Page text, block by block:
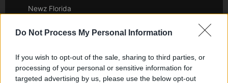
Do Not Process My Personal Information
If you wish to opt-out of the sale, sharing to third parties, or
processing of your personal or sensitive information for
targeted advertising by us, please use the below opt-out
Newz Florida
Newz Pennsylvania
Gameland